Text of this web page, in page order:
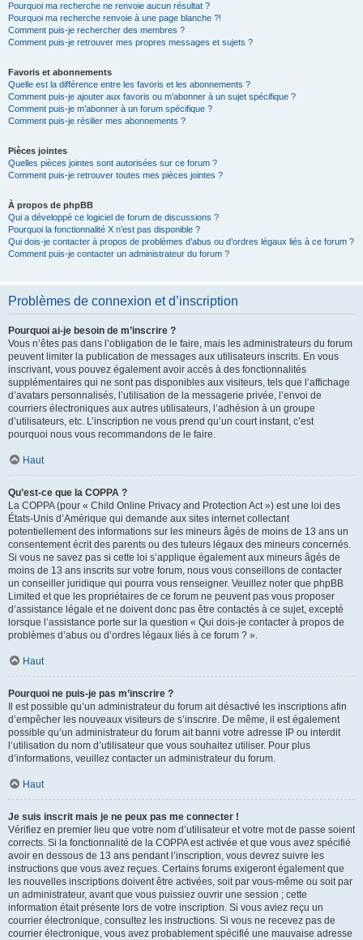
Pourquoi ma recherche ne renvoie aucun résultat ?
Pourquoi ma recherche renvoie à une page blanche ?!
Comment puis-je rechercher des membres ?
Comment puis-je retrouver mes propres messages et sujets ?
Favoris et abonnements
Quelle est la différence entre les favoris et les abonnements ?
Comment puis-je ajouter aux favoris ou m’abonner à un sujet spécifique ?
Comment puis-je m’abonner à un forum spécifique ?
Comment puis-je résilier mes abonnements ?
Pièces jointes
Quelles pièces jointes sont autorisées sur ce forum ?
Comment puis-je retrouver toutes mes pièces jointes ?
À propos de phpBB
Qui a développé ce logiciel de forum de discussions ?
Pourquoi la fonctionnalité X n’est pas disponible ?
Qui dois-je contacter à propos de problèmes d’abus ou d’ordres légaux liés à ce forum ?
Comment puis-je contacter un administrateur du forum ?
Problèmes de connexion et d’inscription
Pourquoi ai-je besoin de m’inscrire ?
Vous n’êtes pas dans l’obligation de le faire, mais les administrateurs du forum
peuvent limiter la publication de messages aux utilisateurs inscrits. En vous
inscrivant, vous pouvez également avoir accès à des fonctionnalités
supplémentaires qui ne sont pas disponibles aux visiteurs, tels que l’affichage
d’avatars personnalisés, l’utilisation de la messagerie privée, l’envoi de
courriers électroniques aux autres utilisateurs, l’adhésion à un groupe
d’utilisateurs, etc. L’inscription ne vous prend qu’un court instant, c’est
pourquoi nous vous recommandons de le faire.
Haut
Qu’est-ce que la COPPA ?
La COPPA (pour « Child Online Privacy and Protection Act ») est une loi des
États-Unis d’Amérique qui demande aux sites internet collectant
potentiellement des informations sur les mineurs âgés de moins de 13 ans un
consentement écrit des parents ou des tuteurs légaux des mineurs concernés.
Si vous ne savez pas si cette loi s’applique également aux mineurs âgés de
moins de 13 ans inscrits sur votre forum, nous vous conseillons de contacter
un conseiller juridique qui pourra vous renseigner. Veuillez noter que phpBB
Limited et que les propriétaires de ce forum ne peuvent pas vous proposer
d’assistance légale et ne doivent donc pas être contactés à ce sujet, excepté
lorsque l’assistance porte sur la question « Qui dois-je contacter à propos de
problèmes d’abus ou d’ordres légaux liés à ce forum ? ».
Haut
Pourquoi ne puis-je pas m’inscrire ?
Il est possible qu’un administrateur du forum ait désactivé les inscriptions afin
d’empêcher les nouveaux visiteurs de s’inscrire. De même, il est également
possible qu’un administrateur du forum ait banni votre adresse IP ou interdit
l’utilisation du nom d’utilisateur que vous souhaitez utiliser. Pour plus
d’informations, veuillez contacter un administrateur du forum.
Haut
Je suis inscrit mais je ne peux pas me connecter !
Vérifiez en premier lieu que votre nom d’utilisateur et votre mot de passe soient
corrects. Si la fonctionnalité de la COPPA est activée et que vous avez spécifié
avoir en dessous de 13 ans pendant l’inscription, vous devrez suivre les
instructions que vous avez reçues. Certains forums exigeront également que
les nouvelles inscriptions doivent être activées, soit par vous-même ou soit par
un administrateur, avant que vous puissiez ouvrir une session ; cette
information était présente lors de votre inscription. Si vous aviez reçu un
courrier électronique, consultez les instructions. Si vous ne recevez pas de
courrier électronique, vous avez probablement spécifié une mauvaise adresse